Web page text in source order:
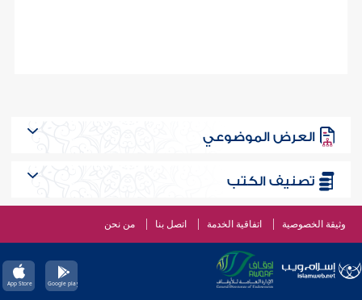
العرض الموضوعي
تصنيف الكتب
وثيقة الخصوصية اتفاقية الخدمة اتصل بنا من نحن